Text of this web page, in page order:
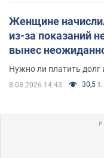
Женщине
из-за показаний
вынес
Нужно ли платить долг
8.08.2026 14:43 30,5 т.